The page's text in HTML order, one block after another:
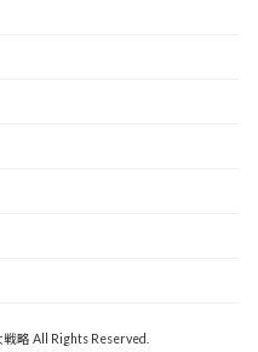
略 All Rights Reserved.